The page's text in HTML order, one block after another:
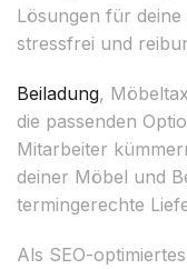
Lösungen für
stressfrei und
Beiladung,
die passenden
Mitarbeiter
deiner Möbel und
termingerechte
Als SEO-